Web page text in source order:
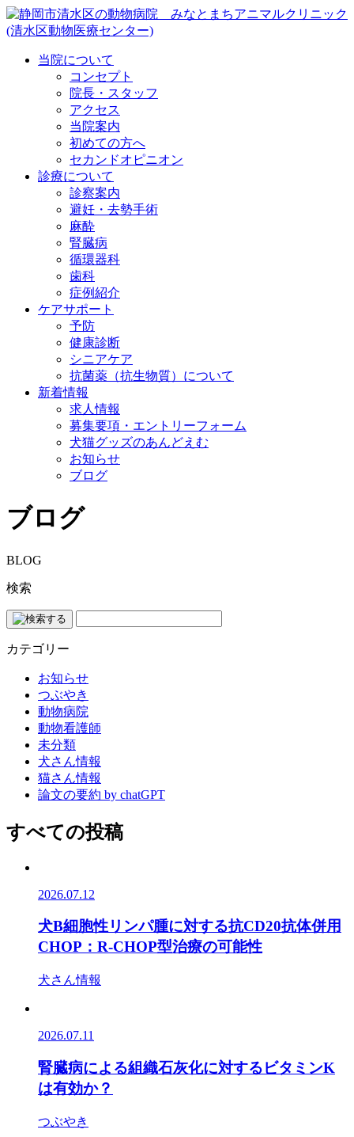
当院について
コンセプト
院長・スタッフ
アクセス
当院案内
初めての方へ
セカンドオピニオン
診療について
診察案内
避妊・去勢手術
麻酔
腎臓病
循環器科
歯科
症例紹介
ケアサポート
予防
健康診断
シニアケア
抗菌薬（抗生物質）について
新着情報
求人情報
募集要項・エントリーフォーム
犬猫グッズのあんどえむ
お知らせ
ブログ
ブログ
BLOG
検索
カテゴリー
お知らせ
つぶやき
動物病院
動物看護師
未分類
犬さん情報
猫さん情報
論文の要約 by chatGPT
すべての投稿
2026.07.12
犬B細胞性リンパ腫に対する抗CD20抗体併用
CHOP：R-CHOP型治療の可能性
犬さん情報
2026.07.11
腎臓病による組織石灰化に対するビタミンK
は有効か？
つぶやき